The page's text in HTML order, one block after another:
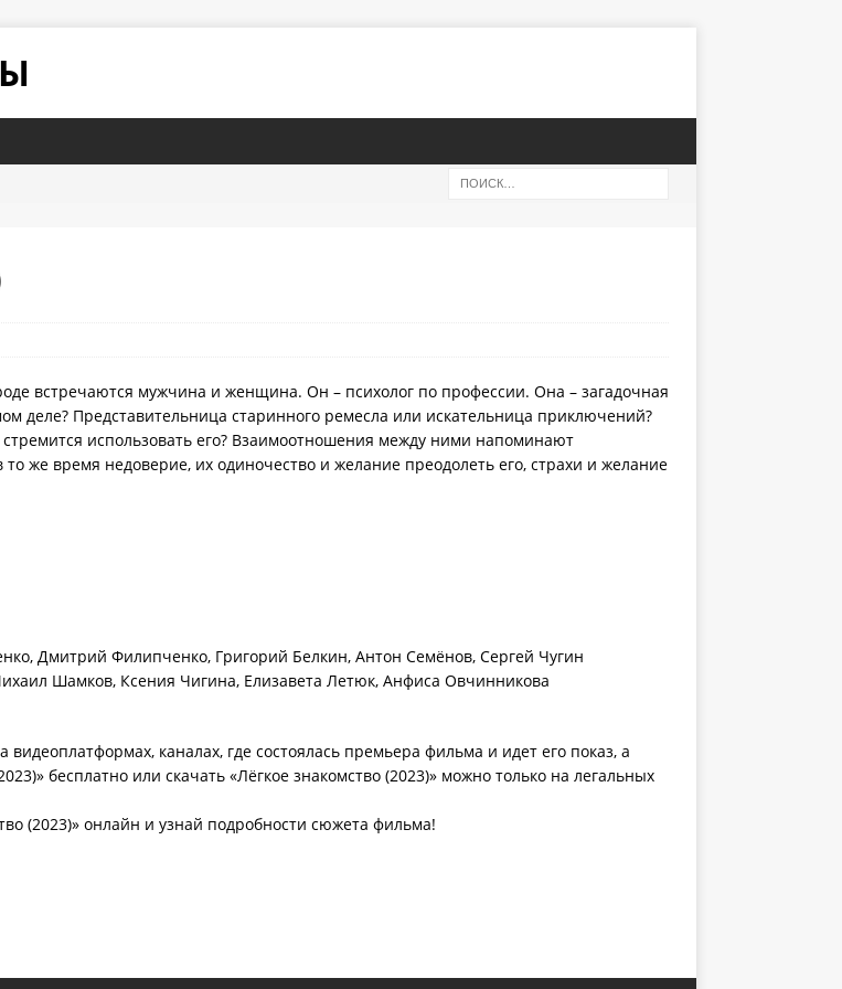
встречаются мужчина и женщина. Он – психолог по профессии. Она – загадочная
деле? Представительница старинного ремесла или искательница приключений?
использовать его? Взаимоотношения между ними напоминают
же время недоверие, их одиночество и желание преодолеть его, страхи и желание
Дмитрий Филипченко, Григорий Белкин, Антон Семёнов, Сергей Чугин
Шамков, Ксения Чигина, Елизавета Летюк, Анфиса Овчинникова
каналах, где состоялась премьера фильма и идет его показ, а
бесплатно или скачать «Лёгкое знакомство (2023)» можно только на легальных
(2023)» онлайн и узнай подробности сюжета фильма!